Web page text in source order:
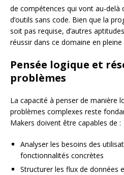
de compétences qui vont au-delà
d’outils sans code. Bien que la
soit pas requise, d’autres
réussir dans ce domaine en pleine
Pensée logique et
problèmes
La capacité à penser de manière
problèmes complexes reste
Makers doivent être capables de :
Analyser les besoins des
fonctionnalités concrètes
Structurer les flux de données